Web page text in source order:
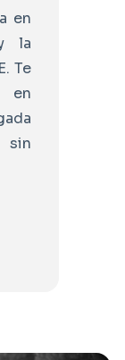
en
la
Te
en